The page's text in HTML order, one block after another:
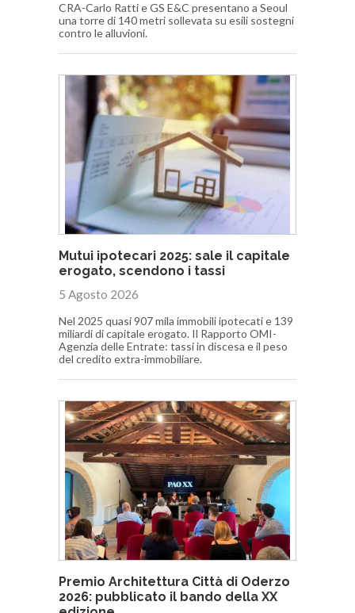
CRA-Carlo Ratti e GS E&C presentano a Seoul
una torre di 140 metri sollevata su esili sostegni
contro le alluvioni.
Mutui ipotecari 2025: sale il capitale
erogato, scendono i tassi
5 Agosto 2026
Nel 2025 quasi 907 mila immobili ipotecati e 139
miliardi di capitale erogato. Il Rapporto OMI-
Agenzia delle Entrate: tassi in discesa e il peso
del credito extra-immobiliare.
Premio Architettura Città di Oderzo
2026: pubblicato il bando della XX